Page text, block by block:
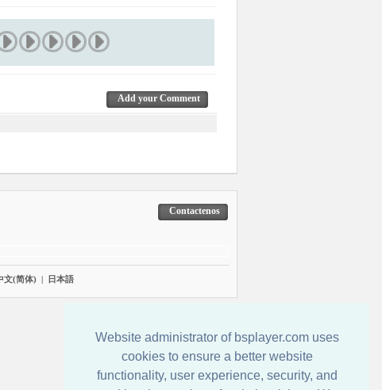
Website administrator of bsplayer.com uses
cookies to ensure a better website
functionality, user experience, security, and
Add your Comment
Contactenos
文(简体) | 日本語